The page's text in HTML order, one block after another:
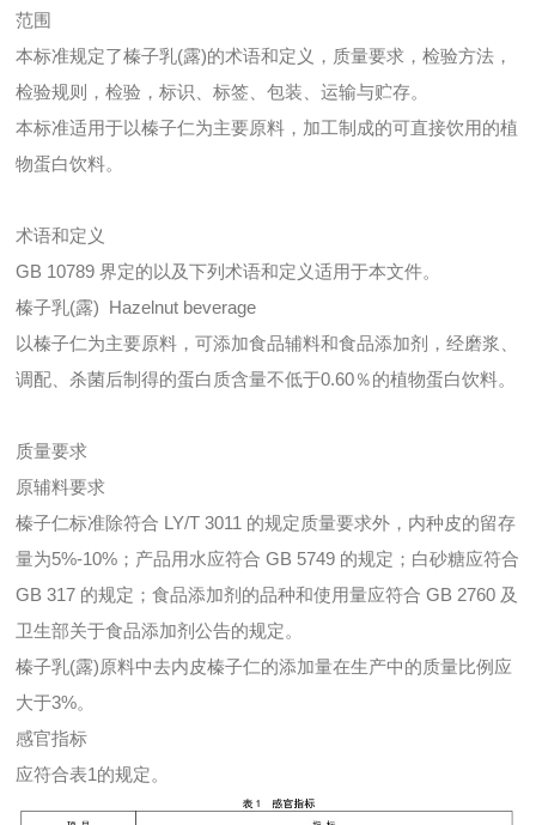
范围
本标准规定了榛子乳(露)的术语和定义，质量要求，检验方法，
检验规则，检验，标识、标签、包装、运输与贮存。
本标准适用于以榛子仁为主要原料，加工制成的可直接饮用的植
物蛋白饮料。
术语和定义
GB 10789 界定的以及下列术语和定义适用于本文件。
榛子乳(露) Hazelnut beverage
以榛子仁为主要原料，可添加食品辅料和食品添加剂，经磨浆、
调配、杀菌后制得的蛋白质含量不低于0.60％的植物蛋白饮料。
质量要求
原辅料要求
榛子仁标准除符合 LY/T 3011 的规定质量要求外，内种皮的留存
量为5%-10%；产品用水应符合 GB 5749 的规定；白砂糖应符合
GB 317 的规定；食品添加剂的品种和使用量应符合 GB 2760 及
卫生部关于食品添加剂公告的规定。
榛子乳(露)原料中去内皮榛子仁的添加量在生产中的质量比例应
大于3%。
感官指标
应符合表1的规定。